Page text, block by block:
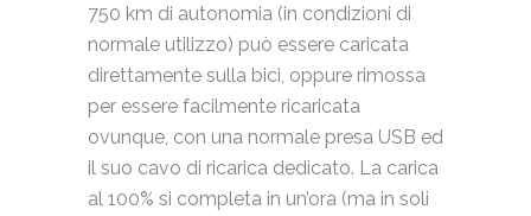
750 km di autonomia (in condizioni di
normale utilizzo) può essere caricata
direttamente sulla bici, oppure rimossa
per essere facilmente ricaricata
ovunque, con una normale presa USB ed
il suo cavo di ricarica dedicato. La carica
al 100% si completa in un’ora (ma in soli